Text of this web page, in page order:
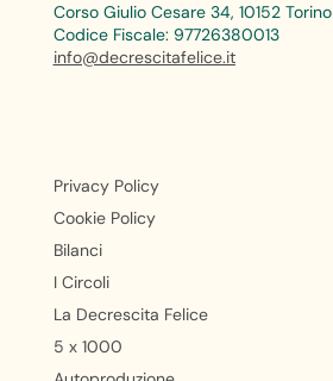
Corso Giulio Cesare 34, 10152 Torino
Codice Fiscale: 97726380013
info@decrescitafelice.it
Privacy Policy
Cookie Policy
Bilanci
I Circoli
La Decrescita Felice
5 x 1000